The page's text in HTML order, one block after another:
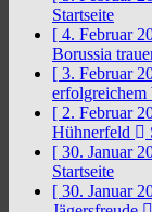
Startseite
[ 4. Februar
Borussia
[ 3. Februar
erfolgreichem
[ 2. Februar
Hühnerfeld
[ 30. Januar
Startseite
[ 30. Januar